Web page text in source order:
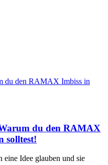
du den RAMAX
solltest!
eine Idee glauben und sie